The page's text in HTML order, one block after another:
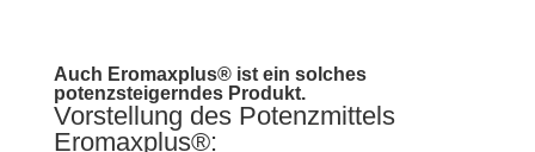
Auch Eromaxplus® ist ein solches
potenzsteigerndes Produkt.
Vorstellung des Potenzmittels
Eromaxplus®: